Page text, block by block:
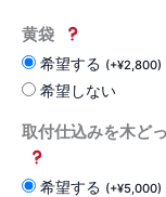
黄袋
希望する (+¥2,800)
希望しない
取付仕込みを木ど
希望する (+¥5,000)